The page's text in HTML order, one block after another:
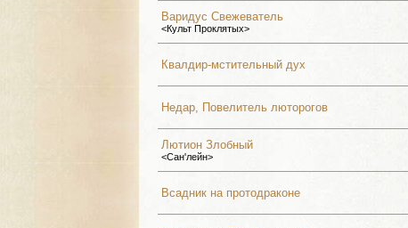
Варидус Свежеватель
<Культ Проклятых>
Квалдир-мстительный дух
Недар, Повелитель люторогов
Лютион Злобный
<Сан'лейн>
Всадник на протодраконе